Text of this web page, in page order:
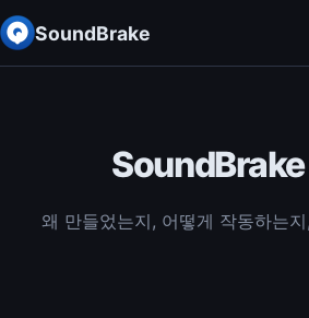
SoundBrake
SoundBrake
왜 만들었는지, 어떻게 작동하는